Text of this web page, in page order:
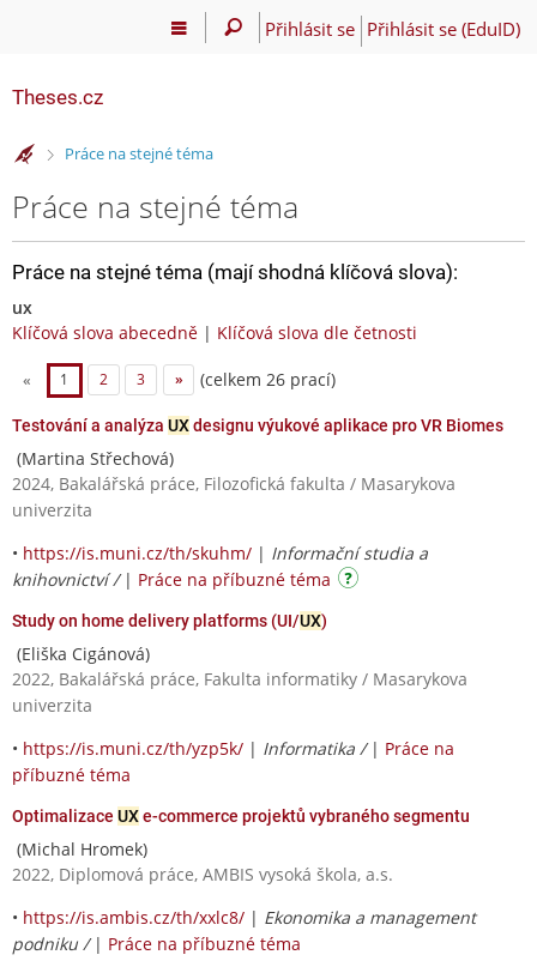
Přihlásit se Přihlásit se (EduID)
Theses.cz
>Práce na stejné téma
Práce na stejné téma
Práce na stejné téma (mají shodná klíčová slova):
ux
Klíčová slova abecedně | Klíčová slova dle četnosti
« 1 2 3 » (celkem 26 prací)
Testování a analýza UXdesignu výukové aplikace pro VR Biomes
(Martina Střechová)
2024, Bakalářská práce, Filozofická fakulta / Masarykova
univerzita
• https://is.muni.cz/th/skuhm/ | Informační studia a
knihovnictví / | Práce na příbuzné téma
Study on home delivery platforms (UI/UX)
(Eliška Cigánová)
2022, Bakalářská práce, Fakulta informatiky / Masarykova
univerzita
• https://is.muni.cz/th/yzp5k/ | Informatika / | Práce na
příbuzné téma
Optimalizace UXe-commerce projektů vybraného segmentu
(Michal Hromek)
2022, Diplomová práce, AMBIS vysoká škola, a.s.
• https://is.ambis.cz/th/xxlc8/ | Ekonomika a management
podniku / | Práce na příbuzné téma